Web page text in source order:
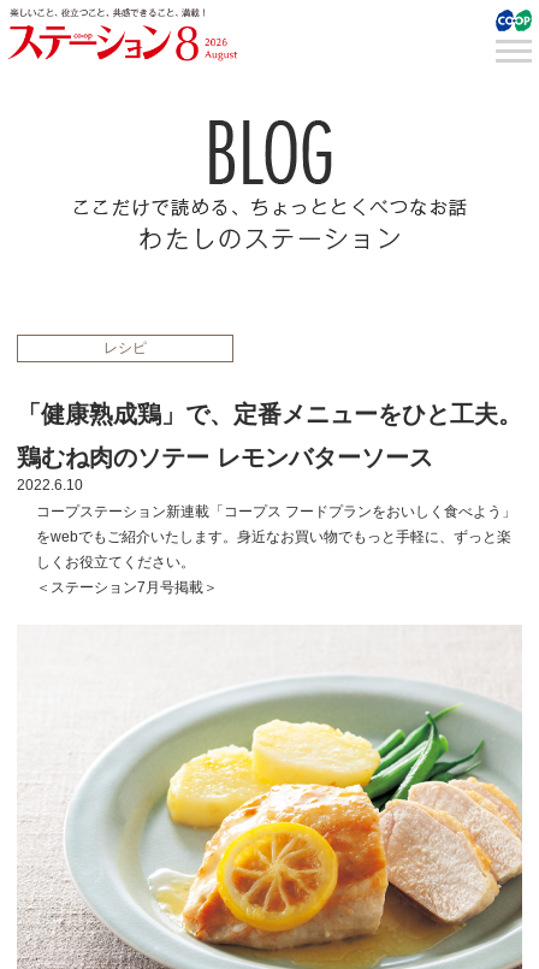
レシピ
「健康熟成鶏」で、定番メニューをひと工夫。
鶏むね肉のソテー レモンバターソース
2022.6.10
コープステーション新連載「コープス フードプランをおいしく食べよう」
をwebでもご紹介いたします。身近なお買い物でもっと手軽に、ずっと楽
しくお役立てください。
＜ステーション7月号掲載＞